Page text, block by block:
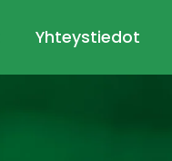
Yhteystiedot